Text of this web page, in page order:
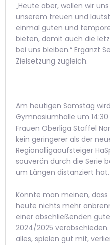
„Heute aber, wollen wir
unserem treuen und
einmal guten und
bieten, damit auch die
bei uns bleiben.“ Ergänzt
Zielsetzung zugleich.
Am heutigen Samstag
Gymnasiumhalle um
Frauen Oberliga Staffel
kein geringerer als der
Regionalligaaufsteiger
souverän durch die Serie
um Längen distanziert hat.
Könnte man meinen,
heute nichts mehr
einer abschließenden
2024/2025
alles, spielen gut mit,